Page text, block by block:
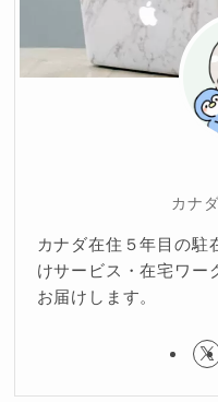
カナ
カナダ在住５年目の駐
けサービス・在宅ワー
お届けします。